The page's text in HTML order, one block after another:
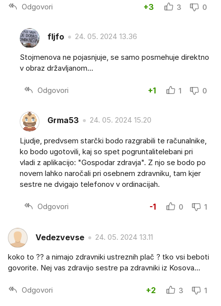
Odgovori +3 3 0
fljfo 24. 05. 2024 13.36
Stojmenova ne pojasnjuje, se samo posmehuje direktno
v obraz državljanom...
Odgovori +1 1 0
Grma53 24. 05. 2024 15.20
Ljudje, predvsem starčki bodo razgrabili te računalnike,
ko bodo ugotovili, kaj so spet pogruntalitelebani pri
vladi z aplikacijo: "Gospodar zdravja". Z njo se bodo po
novem lahko naročali pri osebnem zdravniku, tam kjer
sestre ne dvigajo telefonov v ordinacijah.
Odgovori -1 0 1
Vedezvevse 24. 05. 2024 13.11
koko to ?? a nimajo zdravniki ustreznih plač ? tko vsi beboti
govorite. Nej vas zdravijo sestre pa zdravniki iz Kosova...
Odgovori +2 3 1